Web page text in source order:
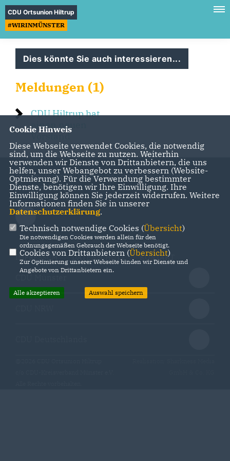
CDU Ortsunion Hiltrup
#WIRINMÜNSTER
Dies könnte Sie auch interessieren...
Meldungen (1)
CDU Hiltrup hat
einen neuen
Vorstand
Homepage der CDU Ortsunion - die politische Kraft in
Münster Hiltrup
IMPRESSUM DATENSCHUTZ KONTAKT
Cookie Hinweis
Diese Webseite verwendet Cookies, die notwendig
sind, um die Webseite zu nutzen. Weiterhin
verwenden wir Dienste von Drittanbietern, die uns
helfen, unser Webangebot zu verbessern (Website-
Optmierung). Für die Verwendung bestimmter
Dienste, benötigen wir Ihre Einwilligung. Ihre
Einwilligung können Sie jederzeit widerrufen. Weitere
Informationen finden Sie in unserer
Datenschutzerklärung.
Technisch notwendige Cookies (Übersicht)
Die notwendigen Cookies werden allein für den
ordnungsgemäßen Gebrauch der Webseite benötigt.
Cookies von Drittanbietern (Übersicht)
Zur Optimierung unserer Webseite binden wir Dienste und
Angebote von Drittanbietern ein.
Alle akzeptieren Auswahl speichern